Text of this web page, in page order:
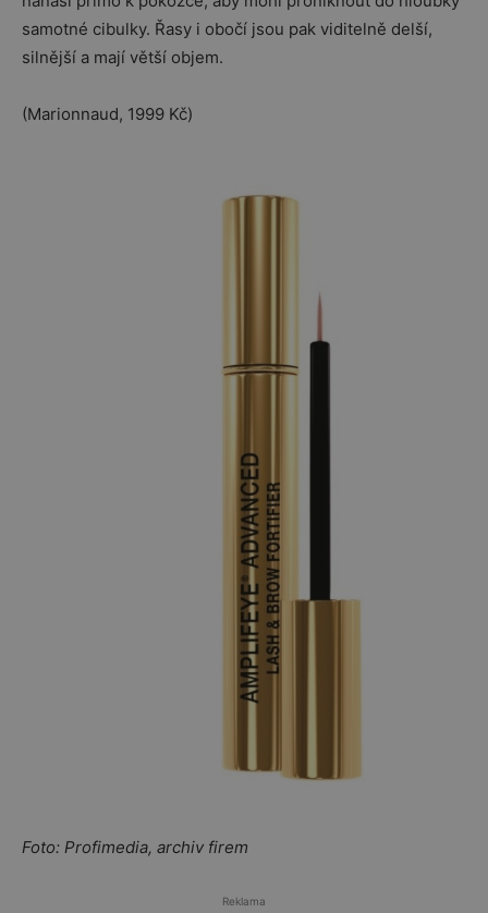
samotné cibulky. Řasy i obočí jsou pak viditelně delší,
silnější a mají větší objem.
(Marionnaud, 1999 Kč)
Foto: Profimedia, archiv firem
Reklama